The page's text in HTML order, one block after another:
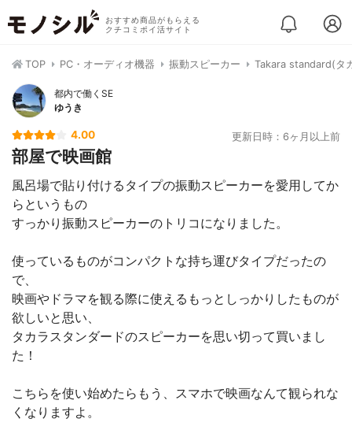
おすすめ商品がもらえる
クチコミポイ活サイト
TOP PC・オーディオ機器 振動スピーカー Takara standard(タ
都内で働くSE
ゆうき
4.00 更新日時：6ヶ月以上前
部屋で映画館
風呂場で貼り付けるタイプの振動スピーカーを愛用してか
らというもの
すっかり振動スピーカーのトリコになりました。
使っているものがコンパクトな持ち運びタイプだったの
で、
映画やドラマを観る際に使えるもっとしっかりしたものが
欲しいと思い、
タカラスタンダードのスピーカーを思い切って買いまし
た！
こちらを使い始めたらもう、スマホで映画なんて観られな
くなりますよ。